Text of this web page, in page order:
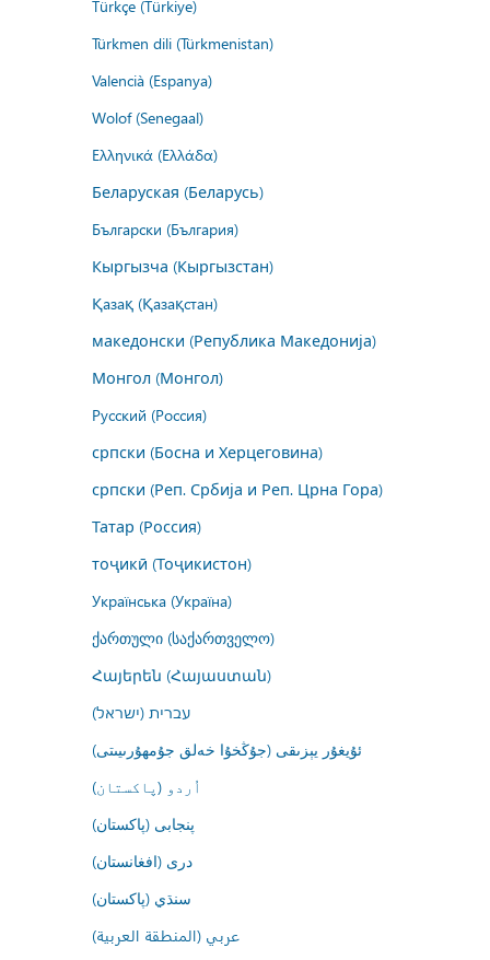
Türkçe (Türkiye)
Türkmen dili (Türkmenistan)
Valencià (Espanya)
Wolof (Senegaal)
Ελληνικά (Ελλάδα)
Беларуская (Беларусь)
Български (България)
Кыргызча (Кыргызстан)
Қазақ (Қазақстан)
македонски (Република Македонија)
Монгол (Монгол)
Русский (Россия)
српски (Босна и Херцеговина)
српски (Реп. Србија и Реп. Црна Гора)
Татар (Россия)
тоҷикӣ (Тоҷикистон)
Українська (Україна)
ქართული (საქართველო)
Հայերեն (Հայաստան)
עברית (ישראל)
ئۇيغۇر يېزىقى (جۇڭخۇا خەلق جۇمھۇرىيىتى)
اُردو (پاکستان)
پنجابی (پاکستان)
درى (افغانستان)
سنڌي (پاکستان)
عربي (المنطقة العربية)